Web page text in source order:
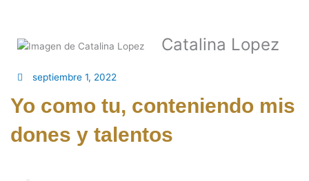
Catalina Lopez
septiembre 1, 2022
Yo como tu, conteniendo mis
dones y talentos